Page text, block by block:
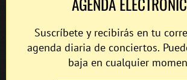
Suscríbete y recibirás en tu
agenda diaria de conciertos.
baja en cualquier